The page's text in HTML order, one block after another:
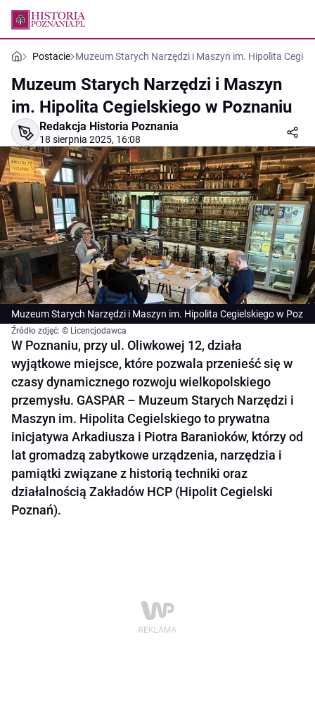
Postacie Muzeum Starych Narzędzi i Maszyn im. Hipolita
Muzeum Starych Narzędzi i Maszyn
im. Hipolita Cegielskiego w Poznaniu
Redakcja Historia Poznania
18 sierpnia 2025, 16:08
Muzeum Starych Narzędzi i Maszyn im. Hipolita Cegielskiego w Poz
Źródło zdjęć: © Licencjodawca
W Poznaniu, przy ul. Oliwkowej 12, działa
wyjątkowe miejsce, które pozwala przenieść się w
czasy dynamicznego rozwoju wielkopolskiego
przemysłu. GASPAR – Muzeum Starych Narzędzi i
Maszyn im. Hipolita Cegielskiego to prywatna
inicjatywa Arkadiusza i Piotra Baranioków, którzy od
lat gromadzą zabytkowe urządzenia, narzędzia i
pamiątki związane z historią techniki oraz
działalnością Zakładów HCP (Hipolit Cegielski
Poznań).